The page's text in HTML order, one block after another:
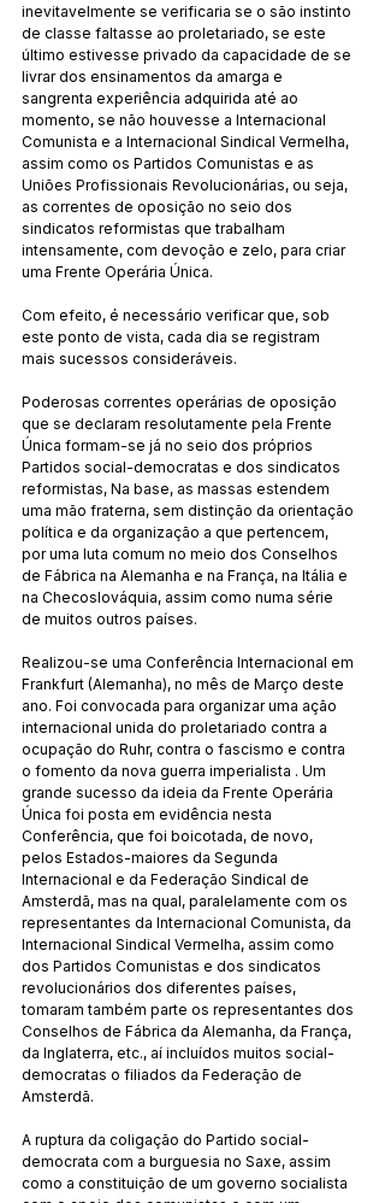
inevitavelmente se verificaria se o são instinto
de classe faltasse ao proletariado, se este
último estivesse privado da capacidade de se
livrar dos ensinamentos da amarga e
sangrenta experiência adquirida até ao
momento, se não houvesse a Internacional
Comunista e a Internacional Sindical Vermelha,
assim como os Partidos Comunistas e as
Uniões Profissionais Revolucionárias, ou seja,
as correntes de oposição no seio dos
sindicatos reformistas que trabalham
intensamente, com devoção e zelo, para criar
uma Frente Operária Única.
Com efeito, é necessário verificar que, sob
este ponto de vista, cada dia se registram
mais sucessos consideráveis.
Poderosas correntes operárias de oposição
que se declaram resolutamente pela Frente
Única formam-se já no seio dos próprios
Partidos social-democratas e dos sindicatos
reformistas, Na base, as massas estendem
uma mão fraterna, sem distinção da orientação
política e da organização a que pertencem,
por uma luta comum no meio dos Conselhos
de Fábrica na Alemanha e na França, na Itália e
na Checoslováquia, assim como numa série
de muitos outros países.
Realizou-se uma Conferência Internacional em
Frankfurt (Alemanha), no mês de Março deste
ano. Foi convocada para organizar uma ação
internacional unida do proletariado contra a
ocupação do Ruhr, contra o fascismo e contra
o fomento da nova guerra imperialista . Um
grande sucesso da ideia da Frente Operária
Única foi posta em evidência nesta
Conferência, que foi boicotada, de novo,
pelos Estados-maiores da Segunda
Internacional e da Federação Sindical de
Amsterdã, mas na qual, paralelamente com os
representantes da Internacional Comunista, da
Internacional Sindical Vermelha, assim como
dos Partidos Comunistas e dos sindicatos
revolucionários dos diferentes países,
tomaram também parte os representantes dos
Conselhos de Fábrica da Alemanha, da França,
da Inglaterra, etc., aí incluídos muitos social-
democratas o filiados da Federação de
Amsterdã.
A ruptura da coligação do Partido social-
democrata com a burguesia no Saxe, assim
como a constituição de um governo socialista